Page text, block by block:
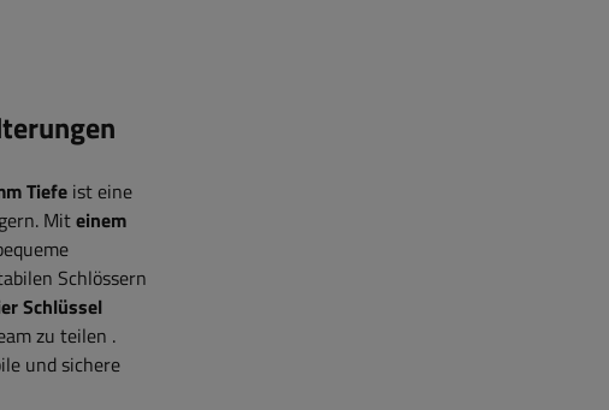
Tiefe ist eine
Miteinem
Schlössern
Schlüssel
zu teilen .
und sichere